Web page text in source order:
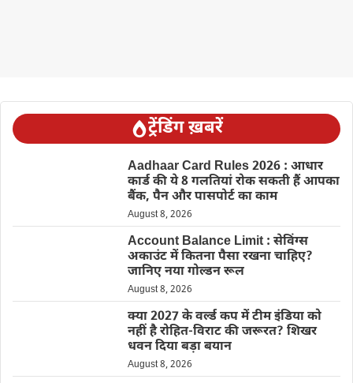
ट्रेंडिंग ख़बरें
Aadhaar Card Rules 2026 : आधार
कार्ड की ये 8 गलतियां रोक सकती हैं आपका
बैंक, पैन और पासपोर्ट का काम
August 8, 2026
Account Balance Limit : सेविंग्स
अकाउंट में कितना पैसा रखना चाहिए?
जानिए नया गोल्डन रूल
August 8, 2026
क्या 2027 के वर्ल्ड कप में टीम इंडिया को
नहीं है रोहित-विराट की जरूरत? शिखर
धवन दिया बड़ा बयान
August 8, 2026